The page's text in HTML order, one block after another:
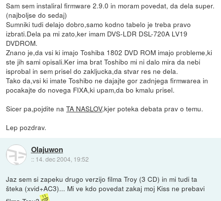
Sam sem instaliral firmware 2.9.0 in moram povedat, da dela super.
(najboljse do sedaj)
Sumniki tudi delajo dobro,samo kodno tabelo je treba pravo
izbrati.Dela pa mi zato,ker imam DVS-LDR DSL-720A LV19
DVDROM.
Znano je,da vsi ki imajo Toshiba 1802 DVD ROM imajo probleme,ki
ste jih sami opisali.Ker ima brat Toshibo mi ni dalo mira da nebi
isprobal in sem prisel do zakljucka,da stvar res ne dela.
Tako da,vsi ki imate Toshibo ne dajajte gor zadnjega firmwarea in
pocakajte do novega FIXA,ki upam,da bo kmalu prisel.
Sicer pa,pojdite naTA NASLOV,kjer poteka debata prav o temu.
Lep pozdrav.
Olajuwon
:: 14. dec 2004, 19:52
Jaz sem si zapeku drugo verzijo filma Troy (3 CD) in mi tudi ta
šteka (xvid+AC3)... Mi ve kdo povedat zakaj moj Kiss ne prebavi